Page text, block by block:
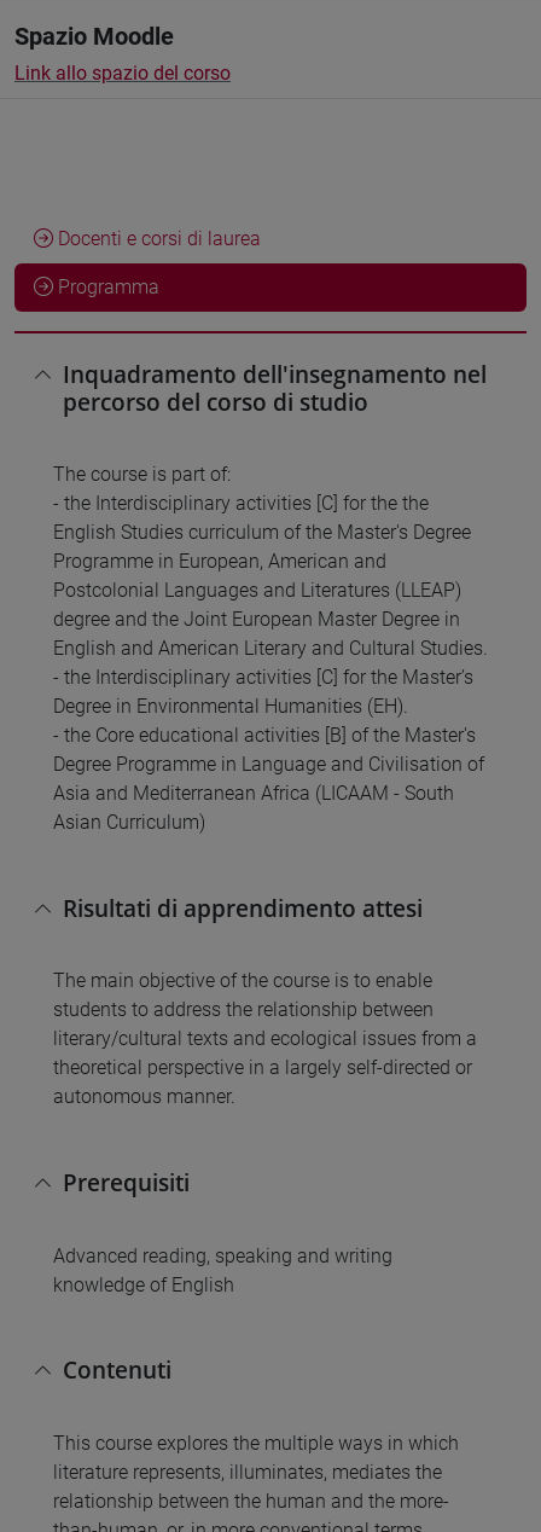
Spazio Moodle
Link allo spazio del corso
Docenti e corsi di laurea
Programma
Inquadramento dell'insegnamento nel
percorso del corso di studio
The course is part of:
- the Interdisciplinary activities [C] for the the
English Studies curriculum of the Master's Degree
Programme in European, American and
Postcolonial Languages and Literatures (LLEAP)
degree and the Joint European Master Degree in
English and American Literary and Cultural Studies.
- the Interdisciplinary activities [C] for the Master’s
Degree in Environmental Humanities (EH).
- the Core educational activities [B] of the Master's
Degree Programme in Language and Civilisation of
Asia and Mediterranean Africa (LICAAM - South
Asian Curriculum)
Risultati di apprendimento attesi
The main objective of the course is to enable
students to address the relationship between
literary/cultural texts and ecological issues from a
theoretical perspective in a largely self-directed or
autonomous manner.
Prerequisiti
Advanced reading, speaking and writing
knowledge of English
Contenuti
This course explores the multiple ways in which
literature represents, illuminates, mediates the
relationship between the human and the more-